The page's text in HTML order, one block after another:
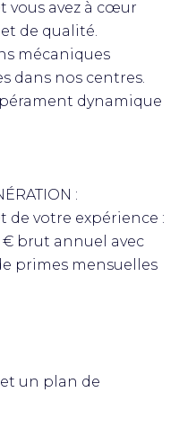
vous avez à cœur
de qualité.
mécaniques
dans nos centres.
dynamique
:
de votre expérience :
€ brut annuel avec
primes mensuelles
un plan de